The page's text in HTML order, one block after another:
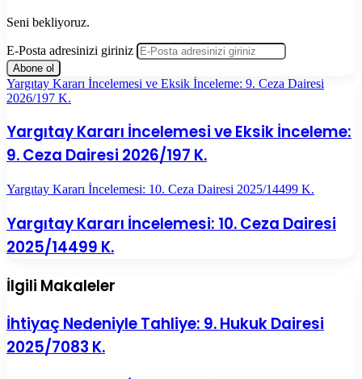
Seni bekliyoruz.
E-Posta adresinizi giriniz
Yargıtay Kararı İncelemesi ve Eksik İnceleme: 9. Ceza Dairesi
2026/197 K.
Yargıtay Kararı İncelemesi ve Eksik İnceleme:
9. Ceza Dairesi 2026/197 K.
Yargıtay Kararı İncelemesi: 10. Ceza Dairesi 2025/14499 K.
Yargıtay Kararı İncelemesi: 10. Ceza Dairesi
2025/14499 K.
İlgili Makaleler
İhtiyaç Nedeniyle Tahliye: 9. Hukuk Dairesi
2025/7083 K.